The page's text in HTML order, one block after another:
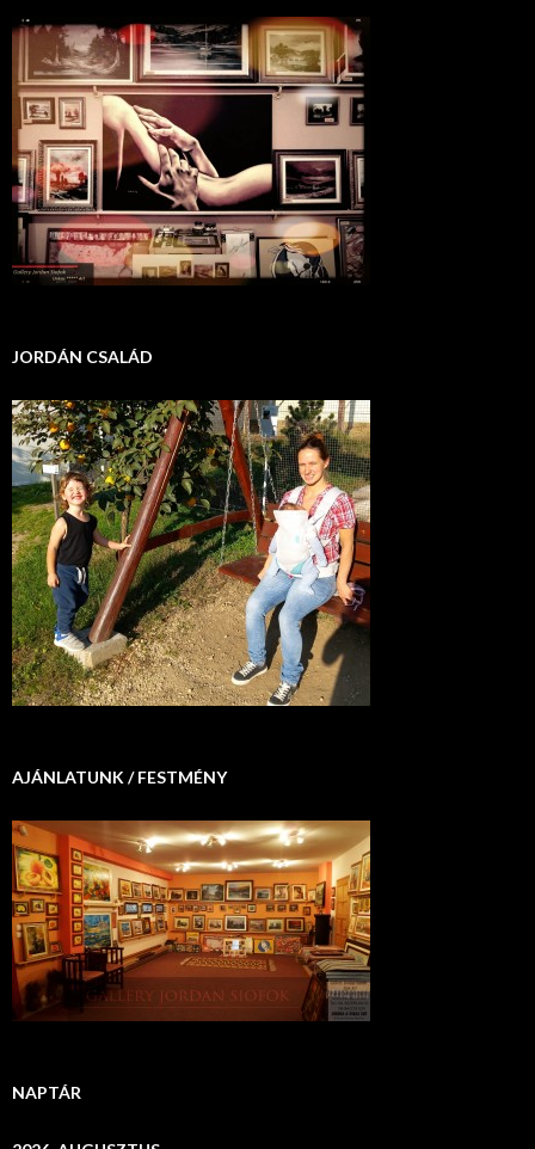
JORDÁN CSALÁD
AJÁNLATUNK / FESTMÉNY
NAPTÁR